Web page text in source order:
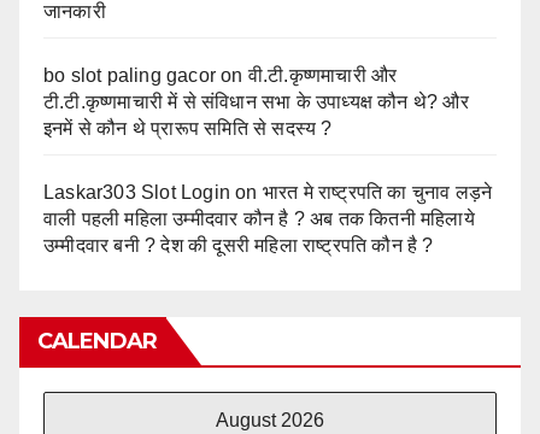
जानकारी
bo slot paling gacor onवी.टी.कृष्णमाचारी और
टी.टी.कृष्णमाचारी में से संविधान सभा के उपाध्यक्ष कौन थे? और
इनमें से कौन थे प्रारूप समिति से सदस्य ?
Laskar303 Slot Login on भारत मे राष्ट्रपति का चुनाव लड़ने
वाली पहली महिला उम्मीदवार कौन है ? अब तक कितनी महिलाये
उम्मीदवार बनी ? देश की दूसरी महिला राष्ट्रपति कौन है ?
CALENDAR
August 2026